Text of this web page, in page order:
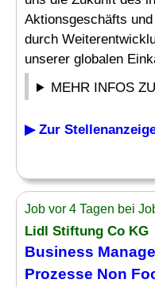
Aktionsgeschäfts
durch
unserer globalen
MEHR INFOS
▶ Zur
Job vor 4 Tagen bei
Lidl Stiftung Co KG
Business
Prozesse Non